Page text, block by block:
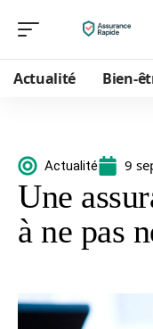
Actualité Bien-
Actualité 9
Une
à ne pas